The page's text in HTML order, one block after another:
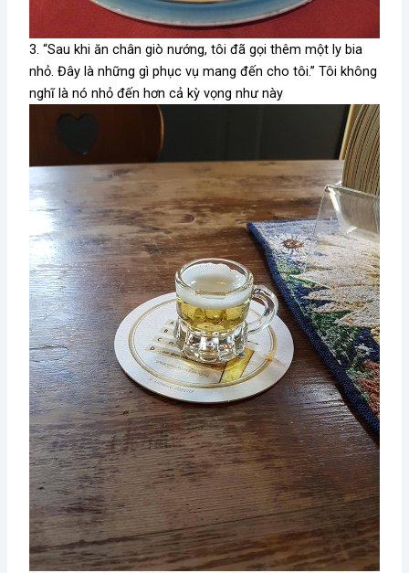
3. “Sau khi ăn chân giò nướng, tôi đã gọi thêm một ly bia
nhỏ. Đây là những gì phục vụ mang đến cho tôi.” Tôi không
nghĩ là nó nhỏ đến hơn cả kỳ vọng như này